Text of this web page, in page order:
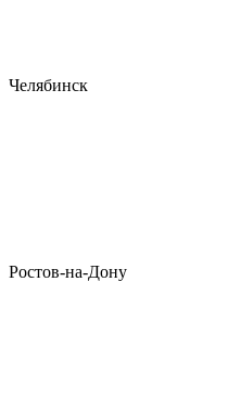
Челябинск
Ростов-на-Дону